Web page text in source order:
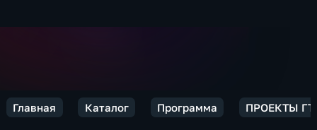
Главная Каталог Программа ПРОЕКТЫ